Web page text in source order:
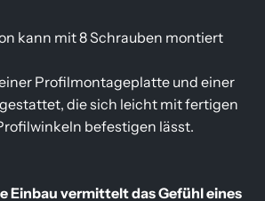
kann mit 8 Schrauben montiert
Profilmontageplatte und einer
die sich leicht mit fertigen
befestigen lässt.
Einbau vermittelt das Gefühl eines